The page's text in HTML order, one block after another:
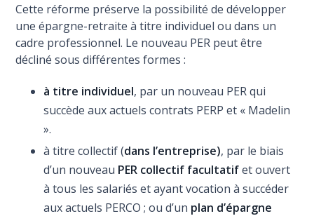
Cette réforme préserve la possibilité de développer
une épargne-retraite à titre individuel ou dans un
cadre professionnel. Le nouveau PER peut être
décliné sous différentes formes :
à titre individuel, par un nouveau PER qui
succède aux actuels contrats PERP et « Madelin
».
à titre collectif (dans l’entreprise), par le biais
d’un nouveau PER collectif facultatifet ouvert
à tous les salariés et ayant vocation à succéder
aux actuels PERCO ; ou d’un plan d’épargne